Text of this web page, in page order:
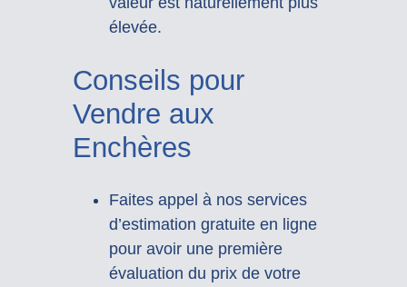
élevée.
Conseils pour
Vendre aux
Enchères
Faites appel à nos services
d’estimation gratuite en ligne
pour avoir une première
évaluation du prix de votre